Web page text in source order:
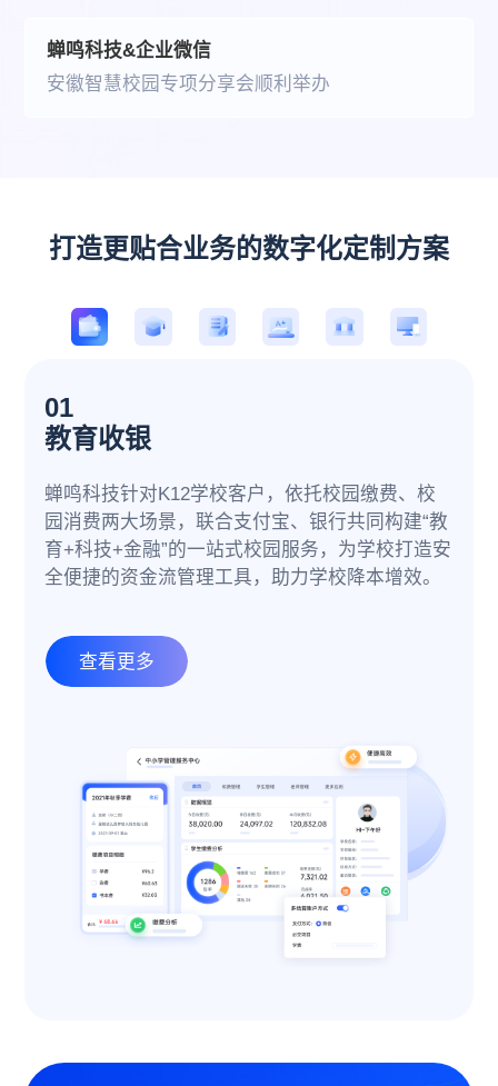
蝉鸣科技&企业微信
安徽智慧校园专项分享会顺利举办
打造更贴合业务的数字化定制方案
01
教育收银
蝉鸣科技针对K12学校客户，依托校园缴费、校
园消费两大场景，联合支付宝、银行共同构建“教
育+科技+金融”的一站式校园服务，为学校打造安
全便捷的资金流管理工具，助力学校降本增效。
查看更多
02
数智高校
基于企业微信庞大的用户基数及广泛应用场景，
搭载学加家连接中台，融合实现全员连与业务系
生、融合应用、统一认证的移动数字校园。
03
区域教育数智一体化
通过"1个数字新基座+1套教育部认证身份体系+1
个应用生产中心+N项CIO数字化服务"构建区域一
学模式变革，助力区域教育高质量发展。
04
数智中小学
通过“1个超级入口+1个数字基座+2个融合+N项服
务”全面构建数字化校园，为学校提供覆盖全场景
力学校快速实现数字化转型。
05
银行品牌专属化解决方案
依托于覆盖教育全场景功能的交易与服务平台，
面向银行提供专属的场景金融服务，助力开放银
查看更多
06
集团校数字化
集团业务全场景覆盖，直击管理核心
查看更多